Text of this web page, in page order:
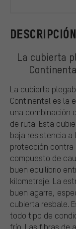
La cubierta
La cubierta
Continental es la
una combinación
de ruta. Esta
baja resistencia a
protección contra
compuesto de
buen equilibrio
kilometraje. La
buen agarre,
cubierta resbale.
todo tipo de
frío. Las fibras de